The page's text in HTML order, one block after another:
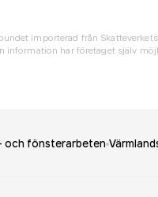
importerad från
information har företaget själv
och fönsterarbeten